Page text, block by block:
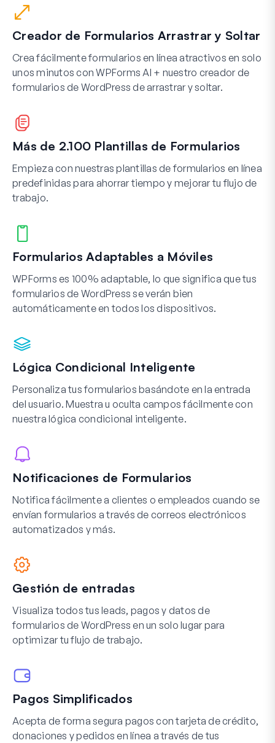
Creador de Formularios Arrastrar y Soltar
Crea fácilmente formularios en línea atractivos en solo
unos minutos con WPForms AI + nuestro creador de
formularios de WordPress de arrastrar y soltar.
Más de 2.100 Plantillas de Formularios
Empieza con nuestras plantillas de formularios en línea
predefinidas para ahorrar tiempo y mejorar tu flujo de
trabajo.
Formularios Adaptables a Móviles
WPForms es 100% adaptable, lo que significa que tus
formularios de WordPress se verán bien
automáticamente en todos los dispositivos.
Lógica Condicional Inteligente
Personaliza tus formularios basándote en la entrada
del usuario. Muestra u oculta campos fácilmente con
nuestra lógica condicional inteligente.
Notificaciones de Formularios
Notifica fácilmente a clientes o empleados cuando se
envían formularios a través de correos electrónicos
automatizados y más.
Gestión de entradas
Visualiza todos tus leads, pagos y datos de
formularios de WordPress en un solo lugar para
optimizar tu flujo de trabajo.
Pagos Simplificados
Acepta de forma segura pagos con tarjeta de crédito,
donaciones y pedidos en línea a través de tus